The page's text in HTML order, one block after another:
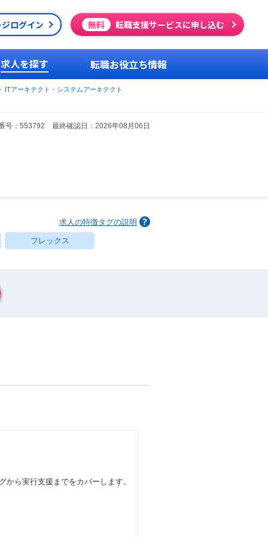
ログイン 無料 転職支援サービスに申し込む
求人を探す 転職お役立ち情報
ITアーキテクト・システムアーキテクト
号：553792 最終確認日：2026年08月06日
求人の特徴タグの説明
フレックス
ら実行支援までをカバーします。